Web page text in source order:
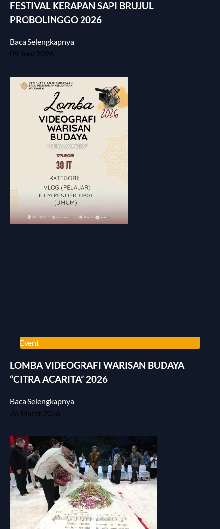
FESTIVAL KERAPAN SAPI BRUJUL
PROBOLINGGO 2026
Baca Selengkapnya
09 Juni 2026
Event
LOMBA VIDEOGRAFI WARISAN BUDAYA
“CITRA ACARITA” 2026
Baca Selengkapnya
26 Maret 2026